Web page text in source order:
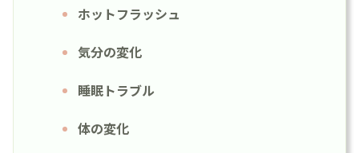
ホットフラッシュ
気分の変化
睡眠トラブル
体の変化